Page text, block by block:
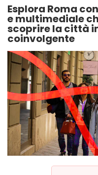
Esplora Roma
e multimediale
scoprire la città
coinvolgente